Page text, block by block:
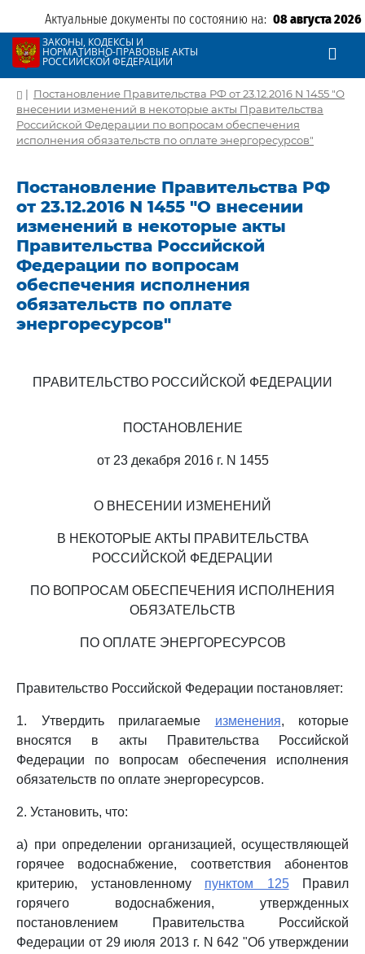
Актуальные документы по состоянию на: 08 августа 2026
ЗАКОНЫ, КОДЕКСЫ И
НОРМАТИВНО-ПРАВОВЫЕ АКТЫ
РОССИЙСКОЙ ФЕДЕРАЦИИ
| Постановление Правительства РФ от 23.12.2016 N 1455 "О
внесении изменений в некоторые акты Правительства
Российской Федерации по вопросам обеспечения
исполнения обязательств по оплате энергоресурсов"
Постановление Правительства РФ
от 23.12.2016 N 1455 "О внесении
изменений в некоторые акты
Правительства Российской
Федерации по вопросам
обеспечения исполнения
обязательств по оплате
энергоресурсов"
ПРАВИТЕЛЬСТВО РОССИЙСКОЙ ФЕДЕРАЦИИ
ПОСТАНОВЛЕНИЕ
от 23 декабря 2016 г. N 1455
О ВНЕСЕНИИ ИЗМЕНЕНИЙ
В НЕКОТОРЫЕ АКТЫ ПРАВИТЕЛЬСТВА
РОССИЙСКОЙ ФЕДЕРАЦИИ
ПО ВОПРОСАМ ОБЕСПЕЧЕНИЯ ИСПОЛНЕНИЯ
ОБЯЗАТЕЛЬСТВ
ПО ОПЛАТЕ ЭНЕРГОРЕСУРСОВ
Правительство Российской Федерации постановляет:
1. Утвердить прилагаемые изменения, которые
вносятся в акты Правительства Российской
Федерации по вопросам обеспечения исполнения
обязательств по оплате энергоресурсов.
2. Установить, что:
а) при определении организацией, осуществляющей
горячее водоснабжение, соответствия абонентов
критерию, установленному пунктом 125Правил
горячего водоснабжения, утвержденных
постановлением Правительства Российской
Федерации от 29 июля 2013 г. N 642 "Об утверждении